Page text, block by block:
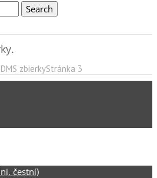
čestní)
zbierkyStránka 3